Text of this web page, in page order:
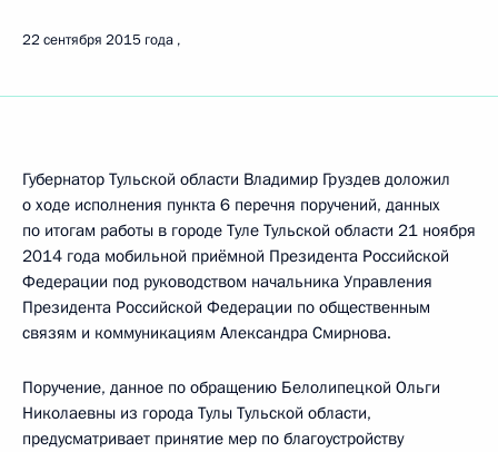
22 сентября 2015 года
Губернатор Тульской области Владимир Груздев доложил
о ходе исполнения пункта 6 перечня поручений, данных
по итогам работы в городе Туле Тульской области 21 ноября
2014 года мобильной приёмной Президента Российской
Федерации под руководством начальника Управления
Президента Российской Федерации по общественным
связям и коммуникациям Александра Смирнова.
Поручение, данное по обращению Белолипецкой Ольги
Николаевны из города Тулы Тульской области,
предусматривает принятие мер по благоустройству